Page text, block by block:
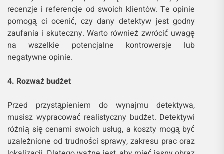
recenzje i referencje od swoich klientów. Te opinie
pomogą ci ocenić, czy dany detektyw jest godny
zaufania i skuteczny. Warto również zwrócić uwagę
na wszelkie potencjalne kontrowersje lub
negatywne opinie.
4. Rozważ budżet
Przed przystąpieniem do wynajmu detektywa,
musisz wypracować realistyczny budżet. Detektywi
różnią się cenami swoich usług, a koszty mogą być
uzależnione od trudności sprawy, zakresu prac oraz